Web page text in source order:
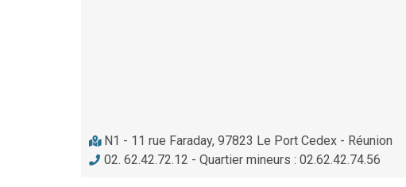
N1 - 11 rue Faraday, 97823 Le Port Cedex - Réunion
02. 62.42.72.12 - Quartier mineurs : 02.62.42.74.56